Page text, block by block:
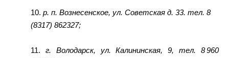
10. р. п. Вознесенское, ул. Советская д. 33. тел. 8
(8317) 862327;
11. г. Володарск, ул. Калининская, 9, тел. 8 960